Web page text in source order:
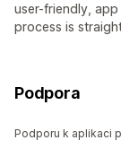
user-friendly,
process is
Podpora
Podporu k aplikaci